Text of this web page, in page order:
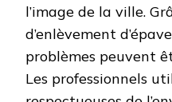
l’image de la ville.
d’enlèvement
problèmes peuvent
Les professionnels